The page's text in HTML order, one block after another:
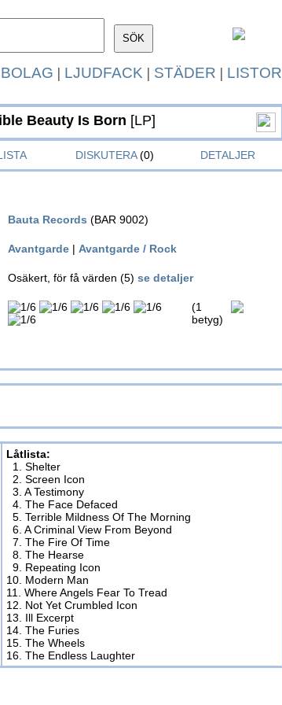
BOLAG | LJUDFACK | STÄDER | LISTOR
Beauty Is Born [LP]
DISKUTERA(0) DETALJER
Bauta Records (BAR 9002)
Avantgarde | Avantgarde / Rock
Osäkert, för få värden (5) se detaljer
(1
betyg)
Låtlista:
1. Shelter
2. Screen Icon
3. A Testimony
4. The Face Defaced
5. Terrible Mildness Of The Morning
6. A Criminal View From Beyond
7. The Fire Of Time
8. The Hearse
9. Repeating Icon
10. Modern Man
11. Where Angels Fear To Tread
12. Not Yet Crumbled Icon
13. Ill Excerpt
14. The Furies
15. The Wheels
16. The Endless Laughter